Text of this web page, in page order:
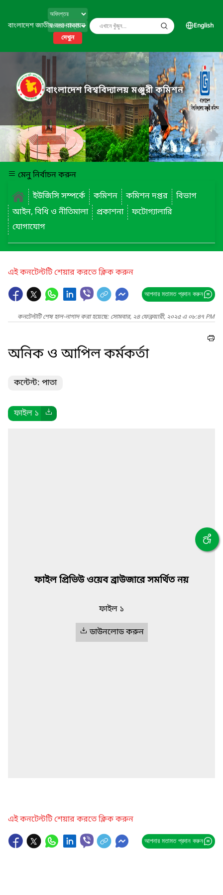
বাংলাদেশ জাতীয় তথ্য বাতায়ন
দেখুন
English
বাংলাদেশ বিশ্ববিদ্যালয় মঞ্জুরী কমিশন
মেনু নির্বাচন করুন
ইউজিসি সম্পর্কে
কমিশন কমিশন দপ্তর
বিভাগ
আইন, বিধি ও নীতিমালা
প্রকাশনা
ফটোগ্যালারি
যোগাযোগ
এই কনটেন্টটি শেয়ার করতে ক্লিক করুন
আপনার মতামত প্রদান করুন
কনটেন্টটি শেষ হাল-নাগাদ করা হয়েছে: সোমবার, ২৪ ফেব্রুয়ারী, ২০২৫ এ ০৮:৪৭ PM
অনিক ও আপিল কর্মকর্তা
কন্টেন্ট: পাতা
ফাইল ১
ফাইল প্রিভিউ ওয়েব ব্রাউজারে সমর্থিত নয়
ফাইল ১
ডাউনলোড করুন
এই কনটেন্টটি শেয়ার করতে ক্লিক করুন
আপনার মতামত প্রদান করুন